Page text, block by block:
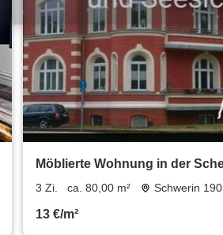
Möblierte Wohnung in der
vermieten
3 Zi. ca. 80,00 m² Schwerin
13 €/m²